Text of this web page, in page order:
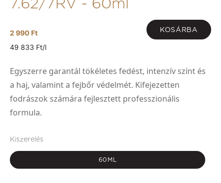
2 990 Ft KOSÁRBA
49 833 Ft/l
Egyszerre garantál tökéletes fedést, intenzív színt és
a haj, valamint a fejbőr védelmét. Kifejezetten
fodrászok számára fejlesztett professzionális
formula.
Kiszerelés
60ML